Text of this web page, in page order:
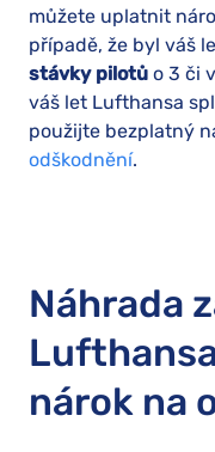
můžete uplatnit
případě, že byl váš
stávky pilotů o 3 či
váš let Lufthansa
použijte bezplatný
odškodnění.
Náhrada
nárok na